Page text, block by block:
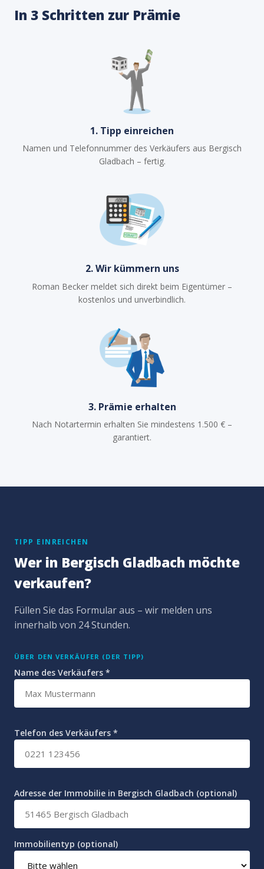
In 3 Schritten zur Prämie
1. Tipp einreichen
Namen und Telefonnummer des Verkäufers aus Bergisch
Gladbach – fertig.
2. Wir kümmern uns
Roman Becker meldet sich direkt beim Eigentümer –
kostenlos und unverbindlich.
3. Prämie erhalten
Nach Notartermin erhalten Sie mindestens 1.500 € –
garantiert.
TIPP EINREICHEN
Wer in Bergisch Gladbach möchte
verkaufen?
Füllen Sie das Formular aus – wir melden uns
innerhalb von 24 Stunden.
ÜBER DEN VERKÄUFER (DER TIPP)
Name des Verkäufers *
Telefon des Verkäufers *
Adresse der Immobilie in Bergisch Gladbach (optional)
Immobilientyp (optional)